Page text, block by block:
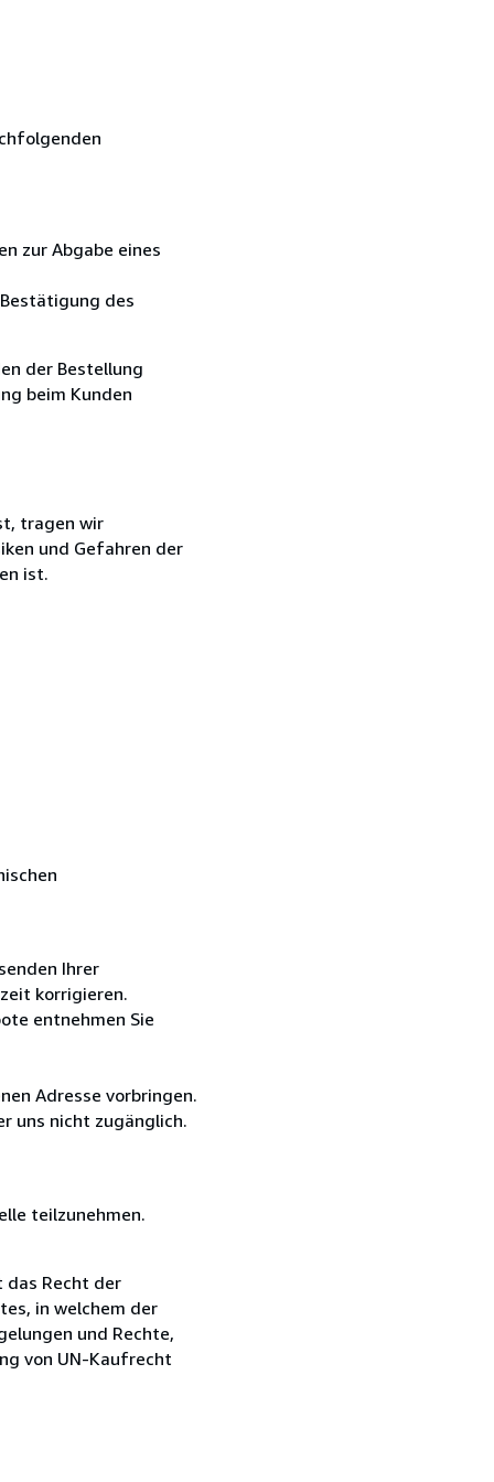
zur Abgabe eines
des
der Bestellung
beim Kunden
tragen wir
und Gefahren der
ist.
Ihrer
korrigieren.
entnehmen Sie
Adresse vorbringen.
uns nicht zugänglich.
teilzunehmen.
das Recht der
in welchem der
und Rechte,
von UN-Kaufrecht